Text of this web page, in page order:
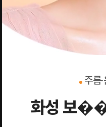
주름
화성 보��